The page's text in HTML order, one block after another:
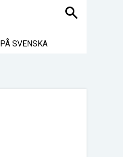
Haku
PÅ SVENSKA